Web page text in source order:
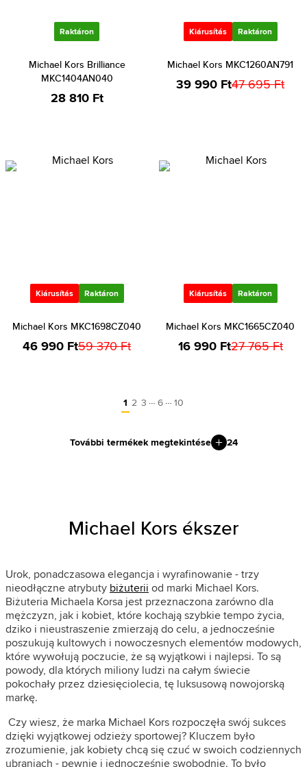
Raktáron
Michael Kors Brilliance
MKC1404AN040
28 810 Ft
Kiárusítás Raktáron
Michael Kors MKC1260AN791
39 990 Ft47 695 Ft
Kiárusítás Raktáron
Michael Kors MKC1698CZ040
46 990 Ft59 370 Ft
Kiárusítás Raktáron
Michael Kors MKC1665CZ040
16 990 Ft27 765 Ft
1 2 3 … 6 … 10
További termékek megtekintése 24
Michael Kors ékszer
Urok, ponadczasowa elegancja i wyrafinowanie - trzy
nieodłączne atrybuty biżuterii od marki Michael Kors.
Biżuteria Michaela Korsa jest przeznaczona zarówno dla
mężczyzn, jak i kobiet, które kochają szybkie tempo życia,
dziko i nieustraszenie zmierzają do celu, a jednocześnie
poszukują kultowych i nowoczesnych elementów modowych,
które wywołują poczucie, że są wyjątkowi i najlepsi. To są
powody, dla których miliony ludzi na całym świecie
pokochały przez dziesięciolecia, tę luksusową nowojorską
markę.
Czy wiesz, że marka Michael Kors rozpoczęła swój sukces
dzięki wyjątkowej odzieży sportowej? Kluczem było
zrozumienie, jak kobiety chcą się czuć w swoich codziennych
ubraniach - pewnie i jednocześnie swobodnie. To było